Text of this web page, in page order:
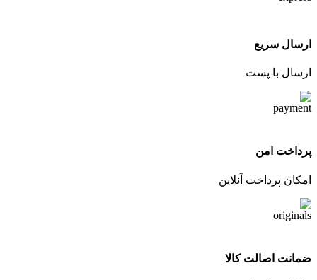
ارسال سریع
ارسال با پست
پرداخت امن
امکان پرداخت آنلاین
ضمانت اصالت کالا